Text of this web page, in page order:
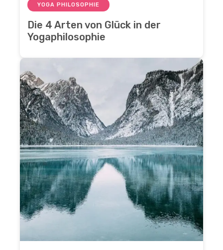
YOGA PHILOSOPHIE
Die 4 Arten von Glück in der
Yogaphilosophie